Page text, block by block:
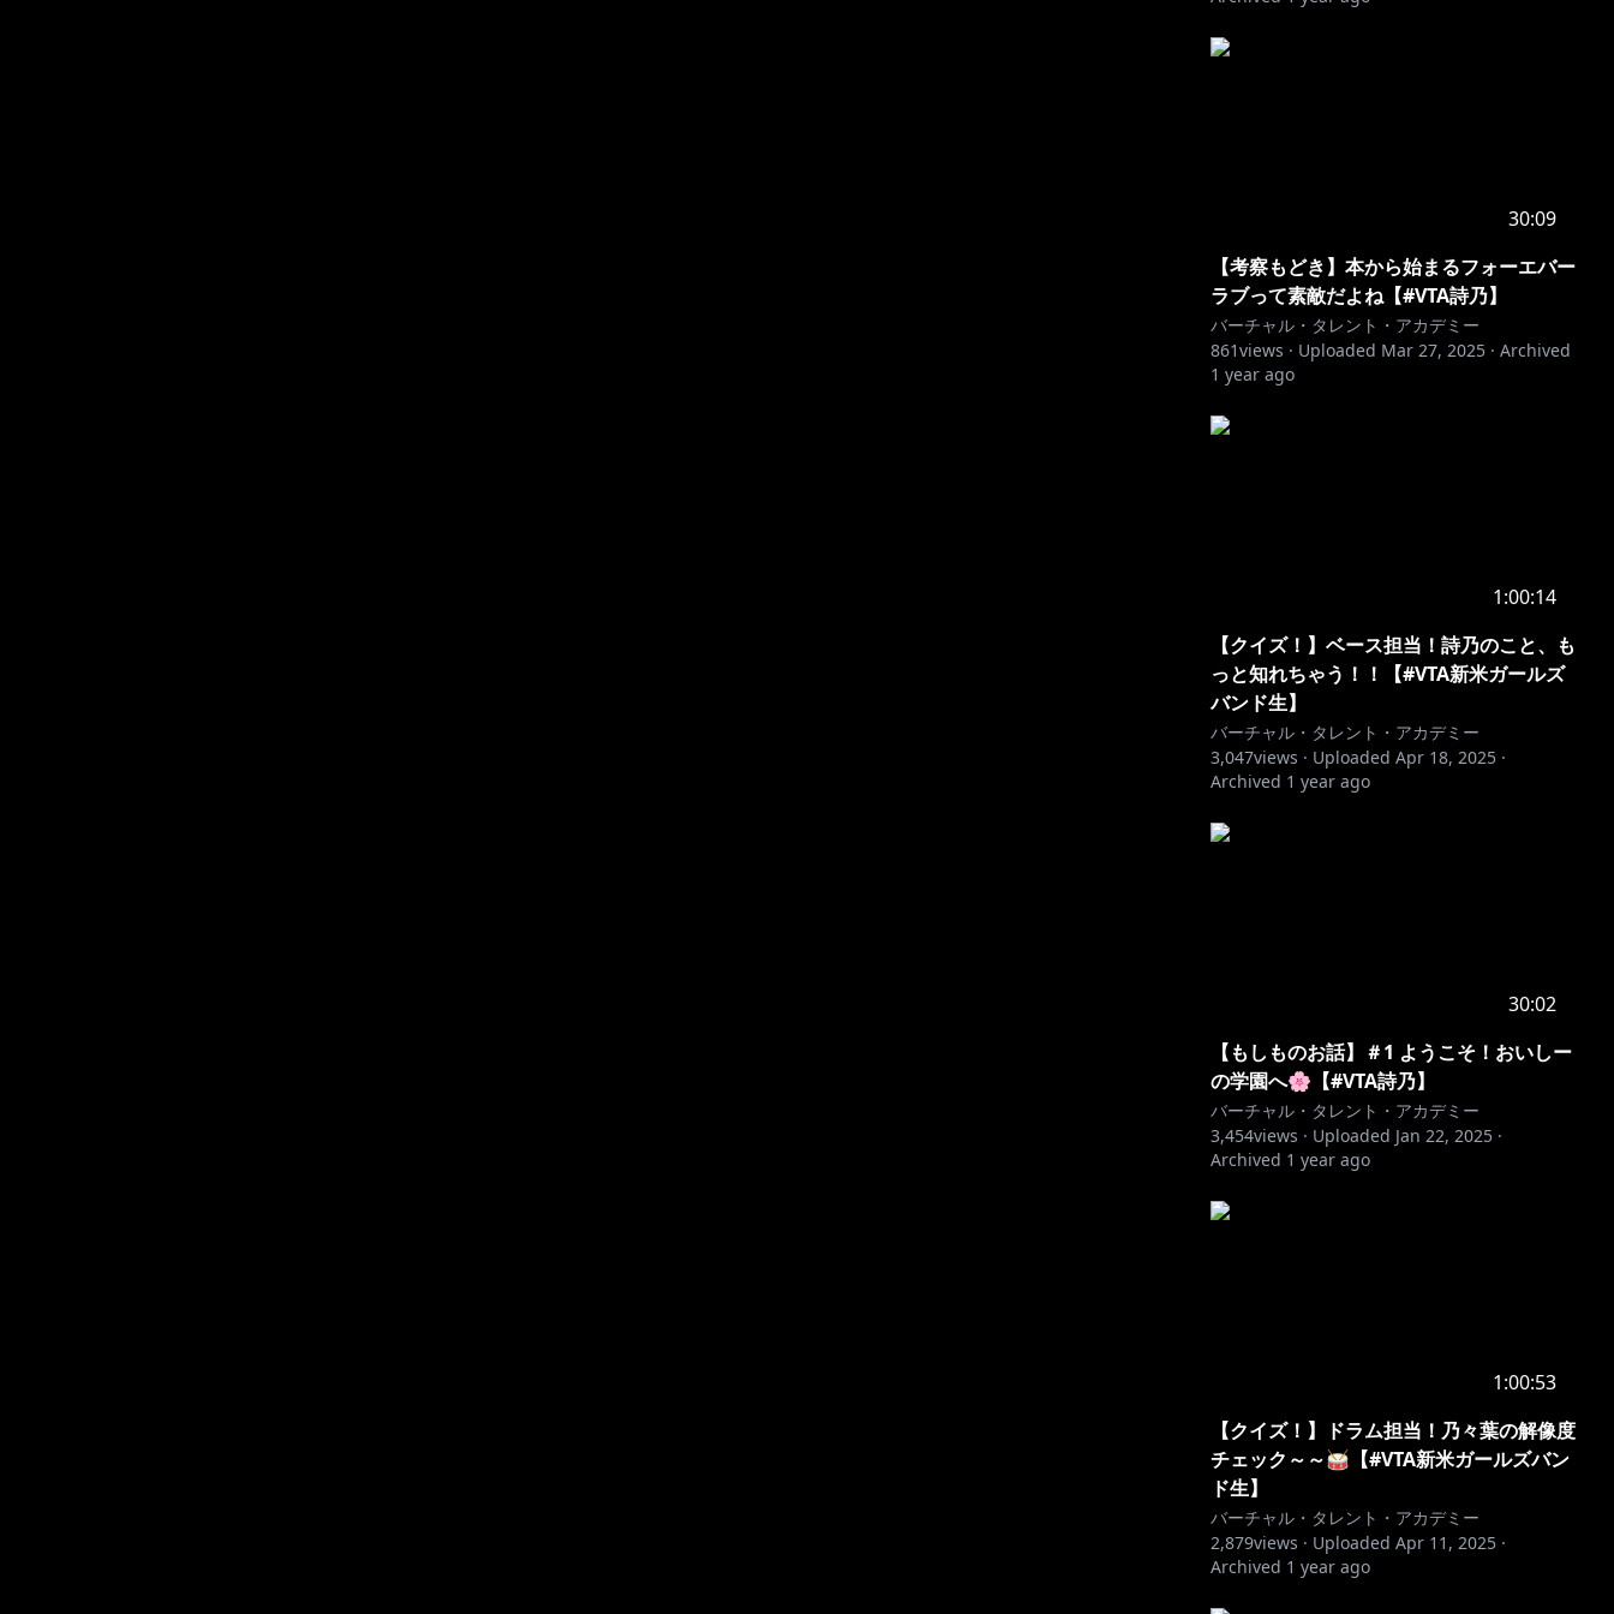
30:09
【考察もどき】本から始まるフォーエバー
ラブって素敵だよね【#VTA詩乃】
バーチャル・タレント・アカデミー
861views · Uploaded Mar 27, 2025 · Archived
1 year ago
1:00:14
【クイズ！】ベース担当！詩乃のこと、も
っと知れちゃう！！【#VTA新米ガールズ
バンド生】
バーチャル・タレント・アカデミー
3,047views · Uploaded Apr 18, 2025 ·
Archived 1 year ago
30:02
【もしものお話】＃1 ようこそ！おいしー
の学園へ🌸【#VTA詩乃】
バーチャル・タレント・アカデミー
3,454views · Uploaded Jan 22, 2025 ·
Archived 1 year ago
1:00:53
【クイズ！】ドラム担当！乃々葉の解像度
チェック～～🥁【#VTA新米ガールズバン
ド生】
バーチャル・タレント・アカデミー
2,879views · Uploaded Apr 11, 2025 ·
Archived 1 year ago